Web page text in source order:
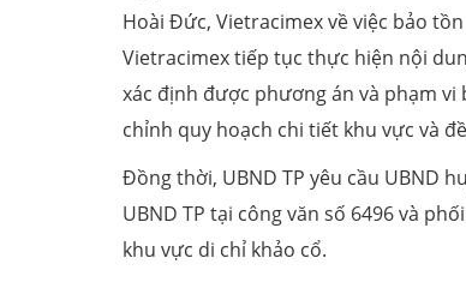
Hoài Đức, Vietracimex về việc bảo
Vietracimex tiếp tục thực hiện nội
xác định được phương án và phạm vi
chỉnh quy hoạch chi tiết khu vực và
Đồng thời, UBND TP yêu cầu UBND
UBND TP tại công văn số 6496 và
khu vực di chỉ khảo cổ.